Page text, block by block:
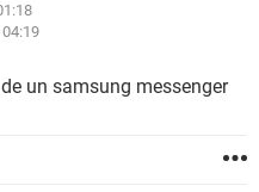
un samsung messenger